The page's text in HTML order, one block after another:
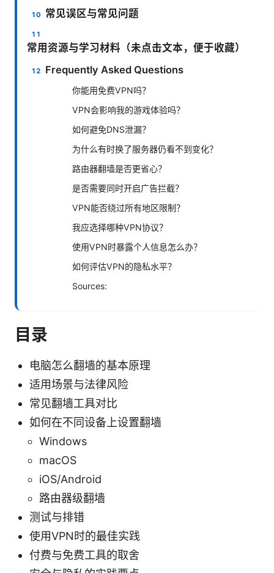
常见误区与常见问题
常用资源与学习材料（未点击文本，便于收藏）
Frequently Asked Questions
你能用免费VPN吗？
VPN会影响我的游戏体验吗？
如何避免DNS泄漏？
为什么有时换了服务器仍看不到变化？
路由器翻墙是否更省心？
是否需要同时开启广告拦截？
VPN能否绕过所有地区限制？
我应选择哪种VPN协议？
使用VPN时暴露个人信息怎么办？
如何评估VPN的隐私水平？
Sources:
目录
电脑怎么翻墙的基本原理
适用场景与法律风险
常见翻墙工具对比
如何在不同设备上设置翻墙
Windows
macOS
iOS/Android
路由器级翻墙
测试与排错
使用VPN时的最佳实践
付费与免费工具的取舍